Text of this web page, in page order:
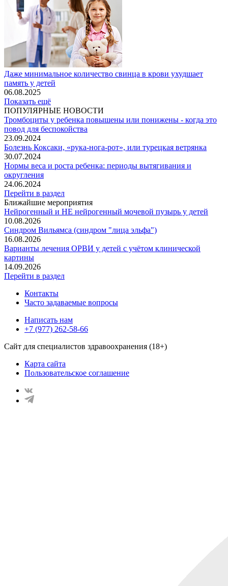
Даже минимальное количество свинца в крови ухудшает
память у детей
06.08.2025
Показать ещё
ПОПУЛЯРНЫЕ НОВОСТИ
Тромбоциты у ребенка повышены или понижены - когда это
повод для беспокойства
23.09.2024
Болезнь Коксаки, «рука-нога-рот», или турецкая ветрянка
30.07.2024
Нормы веса и роста ребенка: периоды вытягивания и
округления
24.06.2024
Перейти в раздел
Ближайшие мероприятия
Нейрогенный и НЕ нейрогенный мочевой пузырь у детей
10.08.2026
Синдром Вильямса (синдром "лица эльфа")
16.08.2026
Варианты лечения ОРВИ у детей с учётом клинической
картины
14.09.2026
Перейти в раздел
Контакты
Часто задаваемые вопросы
Написать нам
+7 (977) 262-58-66
Сайт для специалистов здравоохранения (18+)
Карта сайта
Пользовательское соглашение